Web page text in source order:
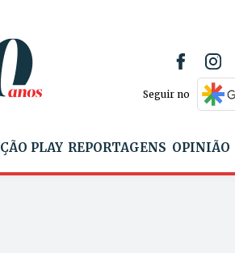
Seguir no
PLAY REPORTAGENS OPINIÃO